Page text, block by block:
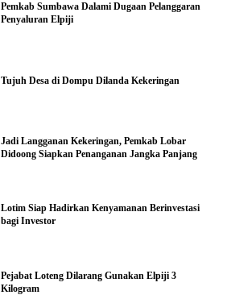
Pemkab Sumbawa Dalami Dugaan Pelanggaran
Penyaluran Elpiji
Tujuh Desa di Dompu Dilanda Kekeringan
Jadi Langganan Kekeringan, Pemkab Lobar
Didoong Siapkan Penanganan Jangka Panjang
Lotim Siap Hadirkan Kenyamanan Berinvestasi
bagi Investor
Pejabat Loteng Dilarang Gunakan Elpiji 3
Kilogram